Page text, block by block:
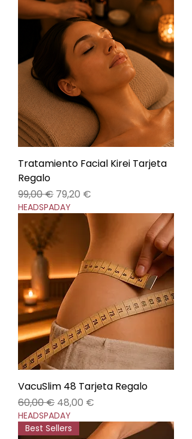
Tratamiento Facial Kirei Tarjeta
Regalo
Precio
99,00 € Precio de oferta
79,20 €
HEADSPADAY
VacuSlim 48 Tarjeta Regalo
Precio
60,00 € Precio de oferta
48,00 €
HEADSPADAY
Best Sellers